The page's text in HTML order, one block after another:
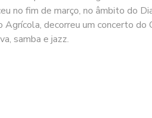
no fim de março, no âmbito do
Agrícola, decorreu um concerto
samba e jazz.